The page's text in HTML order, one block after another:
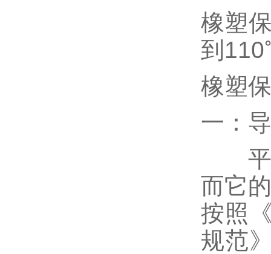
橡塑
到
橡塑
一：
平
而它
按照
规范